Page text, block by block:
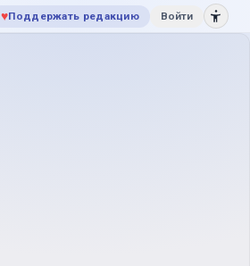
♥Поддержать редакцию Войти